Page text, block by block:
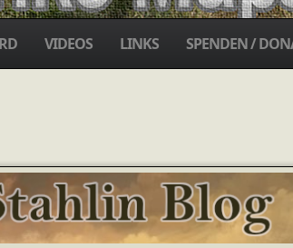
VIDEOS LINKS SPENDEN /